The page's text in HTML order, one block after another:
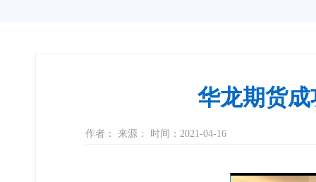
华龙期货
作者： 来源： 时间：2021-04-16